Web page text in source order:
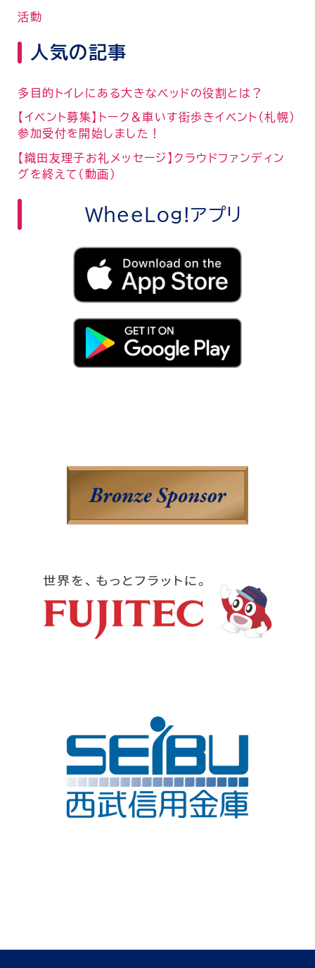
活動
人気の記事
多目的トイレにある大きなベッドの役割とは？
【イベント募集】トーク＆車いす街歩きイベント（札幌）
参加受付を開始しました！
【織田友理子お礼メッセージ】クラウドファンディン
グを終えて（動画）
WheeLog!アプリ